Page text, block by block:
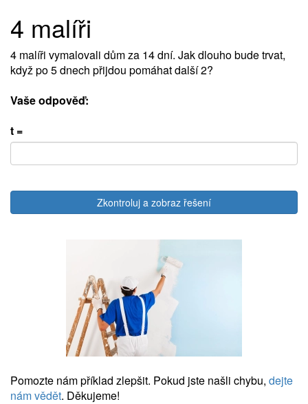
4 malíři
4 malíři vymalovali dům za 14 dní. Jak dlouho bude trvat,
když po 5 dnech přijdou pomáhat další 2?
Vaše odpověď:
t =
Zkontroluj a zobraz řešení
Pomozte nám příklad zlepšit. Pokud jste našli chybu, dejte
nám vědět. Děkujeme!